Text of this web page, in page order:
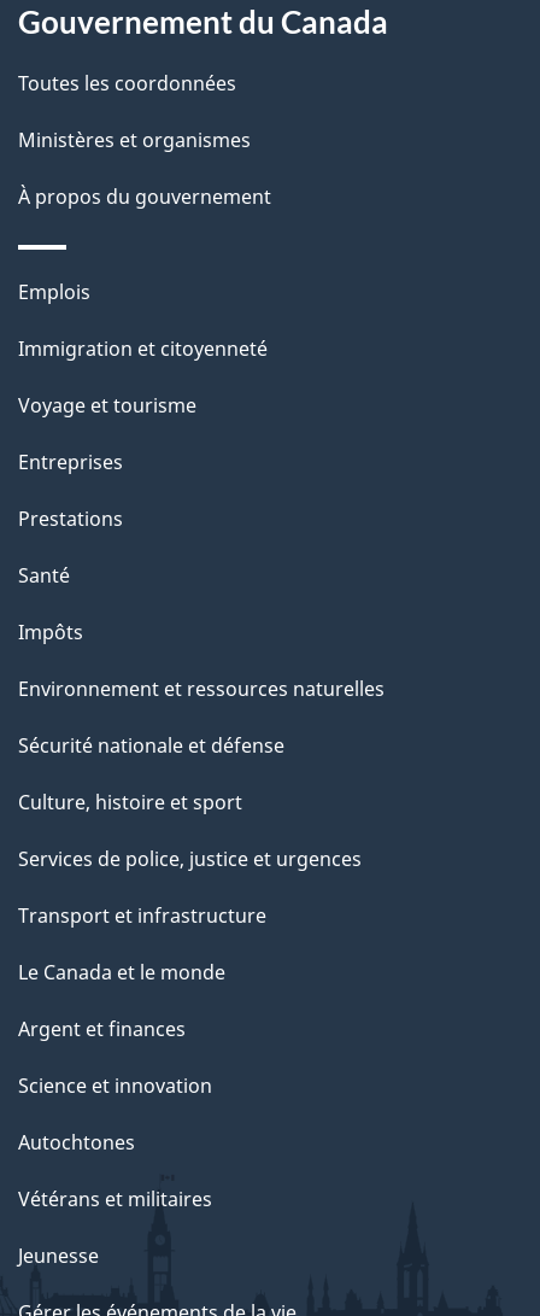
i
l
s
d
e
l
a
p
a
g
e
propos
de
ce
site
Gouvernement du Canada
Toutes les coordonnées
Ministères et organismes
À propos du gouvernement
Thèmes
sujets
Emplois
Immigration et citoyenneté
Voyage et tourisme
Entreprises
Prestations
Santé
Impôts
Environnement et ressources naturelles
Sécurité nationale et défense
Culture, histoire et sport
Services de police, justice et urgences
Transport et infrastructure
Le Canada et le monde
Argent et finances
Science et innovation
Autochtones
Vétérans et militaires
Jeunesse